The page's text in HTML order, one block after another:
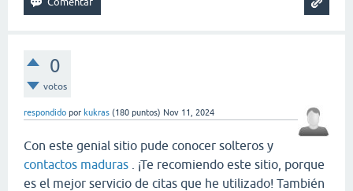
0
votos
respondido por kukras (180 puntos) Nov 11, 2024
Con este genial sitio pude conocer solteros y
contactos maduras . ¡Te recomiendo este sitio, porque
es el mejor servicio de citas que he utilizado! También